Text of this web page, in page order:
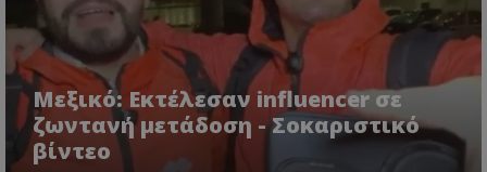
Μεξικό: Εκτέλεσαν influencer σε
ζωντανή μετάδοση - Σοκαριστικό
βίντεο